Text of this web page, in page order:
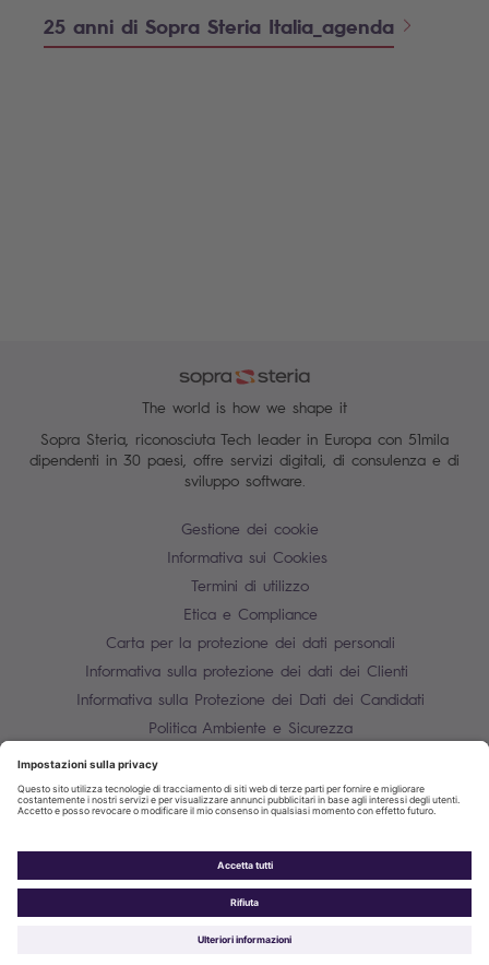
25 anni di Sopra Steria Italia_agenda
The world is how we shape it
Sopra Steria, riconosciuta Tech leader in Europa con 51mila
dipendenti in 30 paesi, offre servizi digitali, di consulenza e di
sviluppo software.
Gestione dei cookie
Informativa sui Cookies
Termini di utilizzo
Etica e Compliance
Carta per la protezione dei dati personali
Informativa sulla protezione dei dati dei Clienti
Informativa sulla Protezione dei Dati dei Candidati
Politica Ambiente e Sicurezza
Contatti
P.IVA 10850910158